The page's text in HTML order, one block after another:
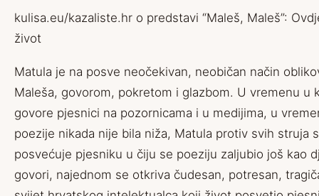
kulisa.eu/kazaliste.hr o predstavi “Maleš, Maleš”:
život
Matula je na posve neočekivan, neobičan način
Maleša, govorom, pokretom i glazbom. U vremenu u
govore pjesnici na pozornicama i u medijima, u
poezije nikada nije bila niža, Matula protiv svih struja
posvećuje pjesniku u čiju se poeziju zaljubio još kao
govori, najednom se otkriva čudesan, potresan,